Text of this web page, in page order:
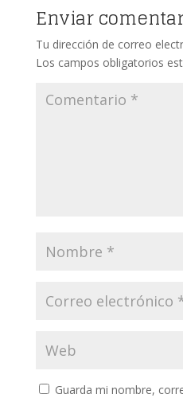
Enviar
Tu dirección de correo
Los campos obligatorios
Guarda mi nombre,